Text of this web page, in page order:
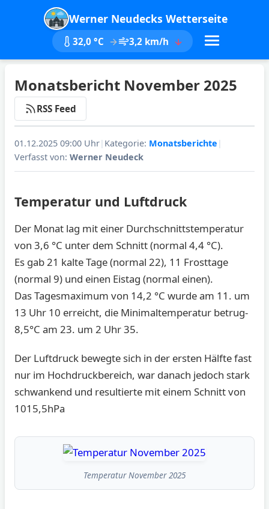
Werner Neudecks Wetterseite
32,0 °C 3,2 km/h
Monatsbericht November 2025
RSS Feed
01.12.2025 09:00 Uhr| Kategorie: Monatsberichte |
Verfasst von: Werner Neudeck
Temperatur und Luftdruck
Der Monat lag mit einer Durchschnittstemperatur
von 3,6 °C unter dem Schnitt (normal 4,4 °C).
Es gab 21 kalte Tage (normal 22), 11 Frosttage
(normal 9) und einen Eistag (normal einen).
Das Tagesmaximum von 14,2 °C wurde am 11. um
13 Uhr 10 erreicht, die Minimaltemperatur betrug-
8,5°C am 23. um 2 Uhr 35.
Der Luftdruck bewegte sich in der ersten Hälfte fast
nur im Hochdruckbereich, war danach jedoch stark
schwankend und resultierte mit einem Schnitt von
1015,5hPa
Temperatur November 2025